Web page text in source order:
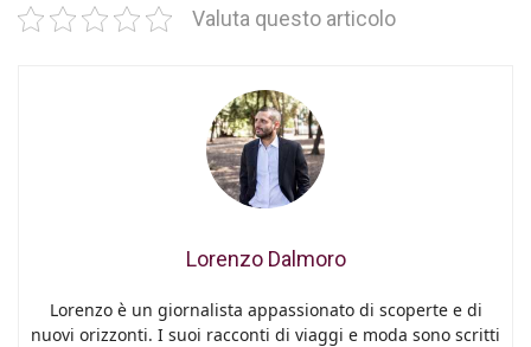
Valuta questo articolo
Lorenzo Dalmoro
Lorenzo è un giornalista appassionato di scoperte e di
nuovi orizzonti. I suoi racconti di viaggi e moda sono scritti